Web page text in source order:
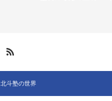
北斗塾の世界